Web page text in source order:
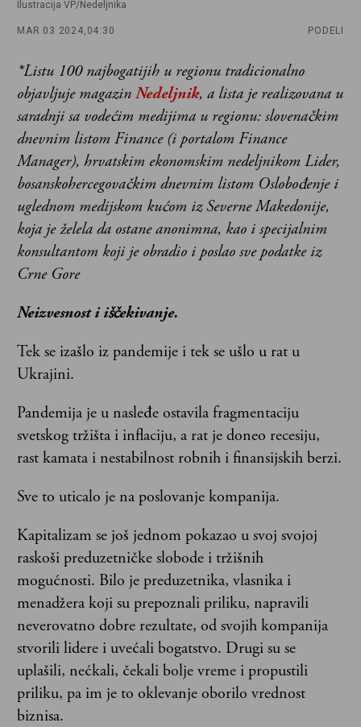
Ilustracija VP/Nedeljnika
MAR 03 2024, 04:30 PODELI
*Listu 100 najbogatijih u regionu tradicionalno
objavljuje magazin Nedeljnik, a lista je realizovana u
saradnji sa vodećim medijima u regionu: slovenačkim
dnevnim listom Finance (i portalom Finance
Manager), hrvatskim ekonomskim nedeljnikom Lider,
bosanskohercegovačkim dnevnim listom Oslobođenje i
uglednom medijskom kućom iz Severne Makedonije,
koja je želela da ostane anonimna, kao i specijalnim
konsultantom koji je obradio i poslao sve podatke iz
Crne Gore
Neizvesnost i iščekivanje.
Tek se izašlo iz pandemije i tek se ušlo u rat u
Ukrajini.
Pandemija je u nasleđe ostavila fragmentaciju
svetskog tržišta i inflaciju, a rat je doneo recesiju,
rast kamata i nestabilnost robnih i finansijskih berzi.
Sve to uticalo je na poslovanje kompanija.
Kapitalizam se još jednom pokazao u svoj svojoj
raskoši preduzetničke slobode i tržišnih
mogućnosti. Bilo je preduzetnika, vlasnika i
menadžera koji su prepoznali priliku, napravili
neverovatno dobre rezultate, od svojih kompanija
stvorili lidere i uvećali bogatstvo. Drugi su se
uplašili, nećkali, čekali bolje vreme i propustili
priliku, pa im je to oklevanje oborilo vrednost
biznisa.